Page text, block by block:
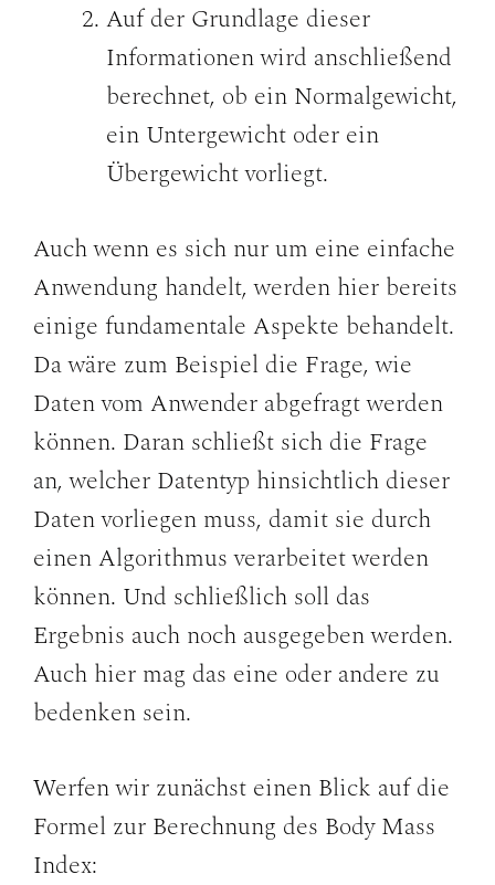
Auf der Grundlage dieser
Informationen wird anschließend
berechnet, ob ein Normalgewicht,
ein Untergewicht oder ein
Übergewicht vorliegt.
Auch wenn es sich nur um eine einfache
Anwendung handelt, werden hier bereits
einige fundamentale Aspekte behandelt.
Da wäre zum Beispiel die Frage, wie
Daten vom Anwender abgefragt werden
können. Daran schließt sich die Frage
an, welcher Datentyp hinsichtlich dieser
Daten vorliegen muss, damit sie durch
einen Algorithmus verarbeitet werden
können. Und schließlich soll das
Ergebnis auch noch ausgegeben werden.
Auch hier mag das eine oder andere zu
bedenken sein.
Werfen wir zunächst einen Blick auf die
Formel zur Berechnung des Body Mass
Index: